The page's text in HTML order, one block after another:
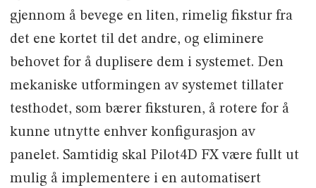
gjennom å bevege en liten, rimelig fikstur fra
det ene kortet til det andre, og eliminere
behovet for å duplisere dem i systemet. Den
mekaniske utformingen av systemet tillater
testhodet, som bærer fiksturen, å rotere for å
kunne utnytte enhver konfigurasjon av
panelet. Samtidig skal Pilot4D FX være fullt ut
mulig å implementere i en automatisert